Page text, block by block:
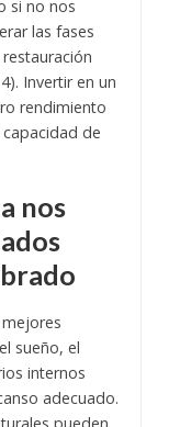
si no nos
las fases
Invertir en un
rendimiento
de
nos
sueño, el
internos
adecuado.